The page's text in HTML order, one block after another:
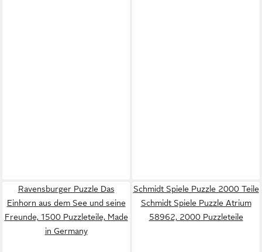
Ravensburger Puzzle Das
Einhorn aus dem See und seine
Freunde, 1500 Puzzleteile, Made
in Germany
Schmidt Spiele Puzzle 2000 Teile
Schmidt Spiele Puzzle Atrium
58962, 2000 Puzzleteile